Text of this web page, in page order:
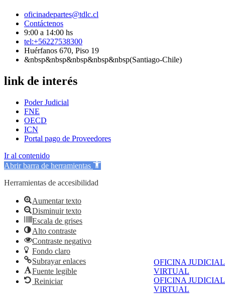
OFICINA JUDICIAL
VIRTUAL
OFICINA JUDICIAL
VIRTUAL
oficinadepartes@tdlc.cl
Contáctenos
9:00 a 14:00 hs
tel:+56227538300
Huérfanos 670, Piso 19
&nbsp&nbsp&nbsp&nbsp&nbsp(Santiago-Chile)
link de interés
Poder Judicial
FNE
OECD
ICN
Portal pago de Proveedores
Ir al contenido
Abrir barra de herramientas
Herramientas de accesibilidad
Aumentar texto
Disminuir texto
Escala de grises
Alto contraste
Contraste negativo
Fondo claro
Subrayar enlaces
Fuente legible
Reiniciar